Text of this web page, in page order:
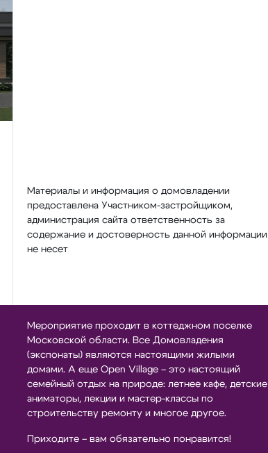
Материалы и информация о домовладении
предоставлена Участником-застройщиком,
администрация сайта ответственность за
содержание и достоверность данной информации
не несет
Мероприятие проходит в коттеджном поселке
Московской области. Все Домовладения
(экспонаты) являются настоящими жилыми
домами. А еще Open Village – это настоящий
семейный отдых на природе: летнее кафе, детские
аниматоры, лекции и мастер-классы по
строительству ремонту и многое другое.
Приходите – вам обязательно понравится!